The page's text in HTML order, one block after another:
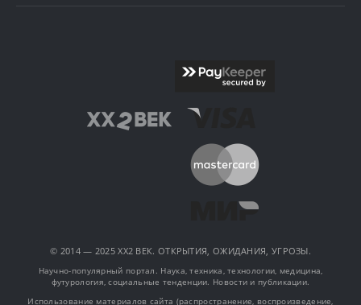
© 2014 — 2025 XX2 ВЕК. ОТКРЫТИЯ, ОЖИДАНИЯ, УГРОЗЫ.
Научно-популярный портал. Наука, техника, технологии, медицина,
футурология, социальные тенденции. Новости и публикации.
Использование материалов сайта (распространение, воспроизведение,